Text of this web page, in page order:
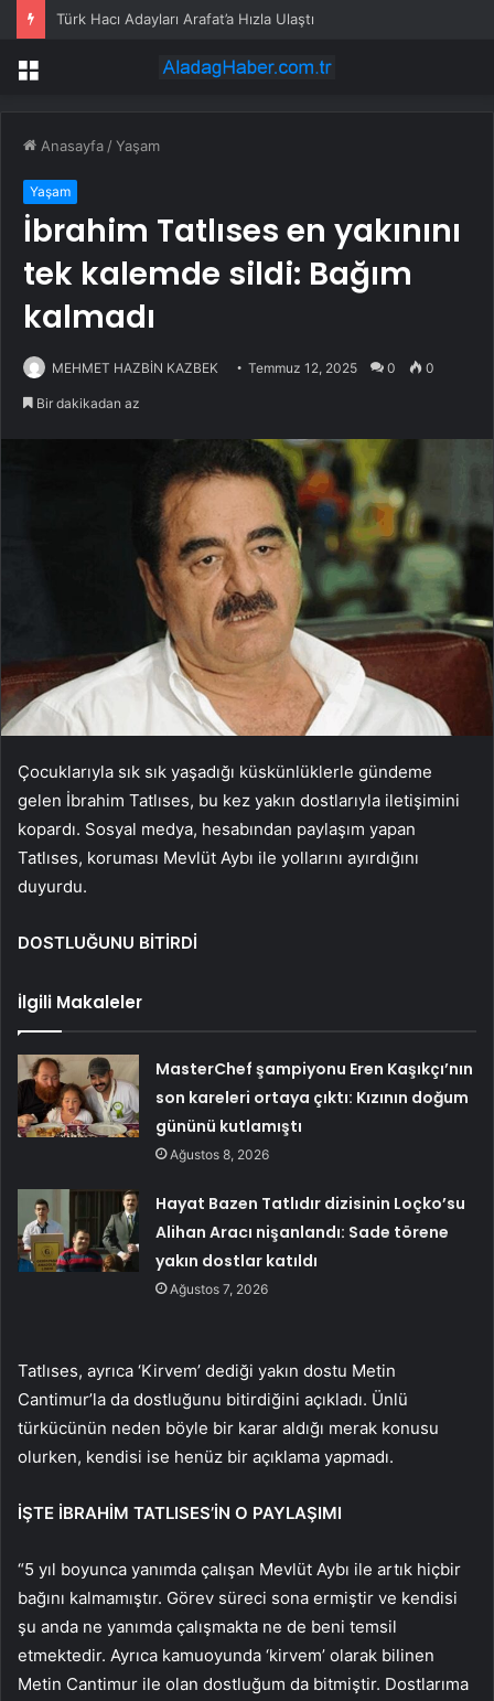
Türk Hacı Adayları Arafat’a Hızla Ulaştı
Menü
Anasayfa /Yaşam
Yaşam
İbrahim Tatlıses en yakınını
tek kalemde sildi: Bağım
kalmadı
MEHMET HAZBİN KAZBEK Temmuz 12, 2025 0 0
Bir dakikadan az
Çocuklarıyla sık sık yaşadığı küskünlüklerle gündeme
gelen İbrahim Tatlıses, bu kez yakın dostlarıyla iletişimini
kopardı. Sosyal medya, hesabından paylaşım yapan
Tatlıses, koruması Mevlüt Aybı ile yollarını ayırdığını
duyurdu.
DOSTLUĞUNU BİTİRDİ
İlgili Makaleler
MasterChef şampiyonu Eren Kaşıkçı’nın
son kareleri ortaya çıktı: Kızının doğum
gününü kutlamıştı
Ağustos 8, 2026
Hayat Bazen Tatlıdır dizisinin Loçko’su
Alihan Aracı nişanlandı: Sade törene
yakın dostlar katıldı
Ağustos 7, 2026
Tatlıses, ayrıca ‘Kirvem’ dediği yakın dostu Metin
Cantimur’la da dostluğunu bitirdiğini açıkladı. Ünlü
türkücünün neden böyle bir karar aldığı merak konusu
olurken, kendisi ise henüz bir açıklama yapmadı.
İŞTE İBRAHİM TATLISES’İN O PAYLAŞIMI
“5 yıl boyunca yanımda çalışan Mevlüt Aybı ile artık hiçbir
bağını kalmamıştır. Görev süreci sona ermiştir ve kendisi
şu anda ne yanımda çalışmakta ne de beni temsil
etmektedir. Ayrıca kamuoyunda ‘kirvem’ olarak bilinen
Metin Cantimur ile olan dostluğum da bitmiştir. Dostlarıma